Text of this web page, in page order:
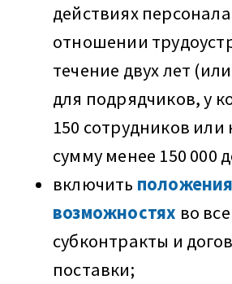
действиях
отношении
течение двух лет
для подрядчиков, у
150 сотрудников
сумму менее 150 000
включить
возможностях во все
субконтракты и
поставки;